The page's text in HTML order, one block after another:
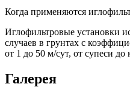
Когда применяются
Иглофильтровые установки
случаев в грунтах с
от 1 до 50 м/сут, от супеси до
Галерея